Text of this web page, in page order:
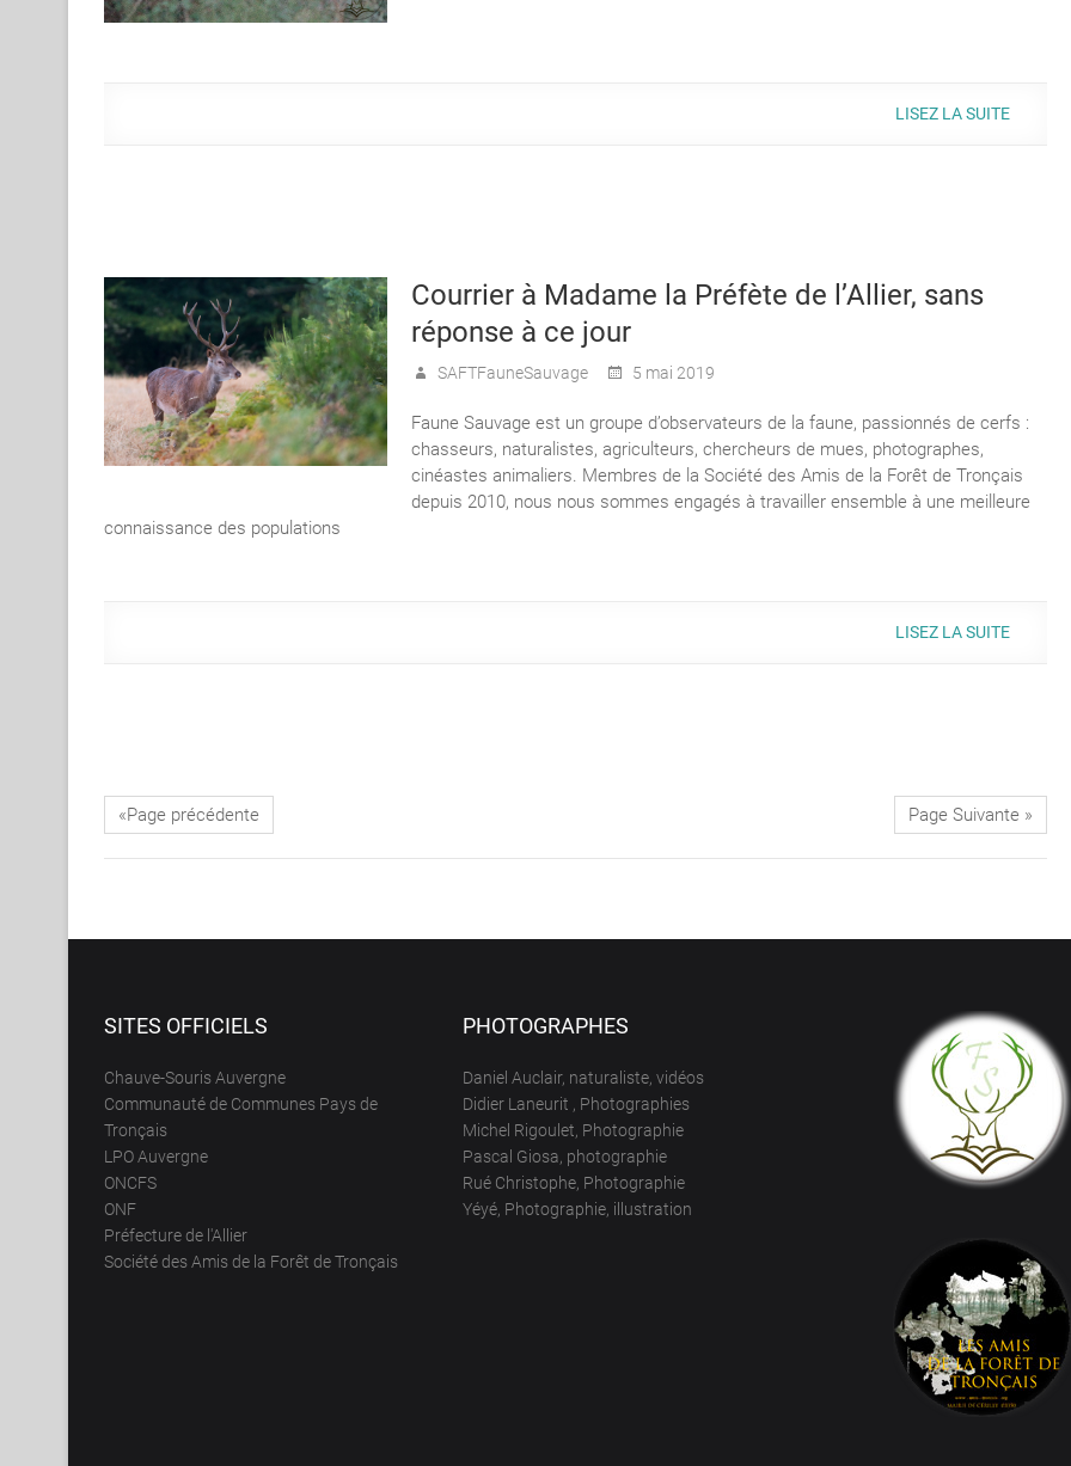
LISEZ LA SUITE
Courrier à Madame la Préfète de l’Allier, sans
réponse à ce jour
SAFTFauneSauvage 5 mai 2019
Faune Sauvage est un groupe d’observateurs de la faune, passionnés de cerfs :
chasseurs, naturalistes, agriculteurs, chercheurs de mues, photographes,
cinéastes animaliers. Membres de la Société des Amis de la Forêt de Tronçais
depuis 2010, nous nous sommes engagés à travailler ensemble à une meilleure
connaissance des populations
LISEZ LA SUITE
«Page précédente Page Suivante »
SITES OFFICIELS
Chauve-Souris Auvergne
Communauté de Communes Pays de
Tronçais
LPO Auvergne
ONCFS
ONF
Préfecture de l'Allier
Société des Amis de la Forêt de Tronçais
PHOTOGRAPHES
Daniel Auclair, naturaliste, vidéos
Didier Laneurit , Photographies
Michel Rigoulet, Photographie
Pascal Giosa, photographie
Rué Christophe, Photographie
Yéyé, Photographie, illustration